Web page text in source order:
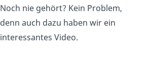
Noch nie gehört? Kein Problem,
denn auch dazu haben wir ein
interessantes Video.